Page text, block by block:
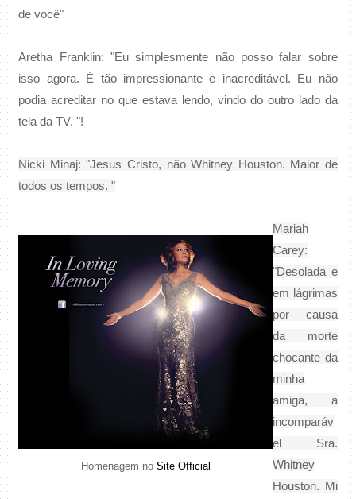
de você"
Aretha Franklin: "Eu simplesmente não posso falar sobre
isso agora. É tão impressionante e inacreditável. Eu não
podia acreditar no que estava lendo, vindo do outro lado da
tela da TV. "!
Nicki Minaj: "Jesus Cristo, não Whitney Houston. Maior de
todos os tempos. "
Homenagem no Site Official
Mariah
Carey:
"Desolada e
em lágrimas
por causa
da morte
chocante da
minha
amiga, a
incomparáv
el Sra.
Whitney
Houston. Mi